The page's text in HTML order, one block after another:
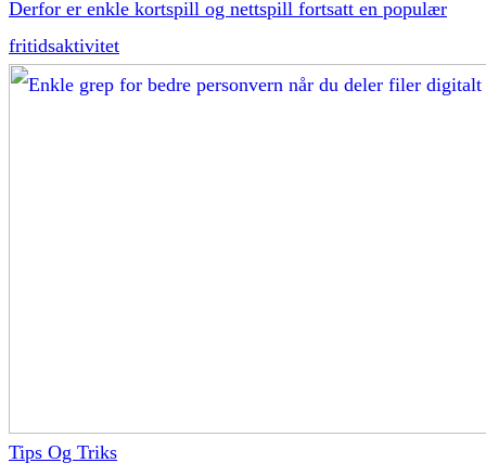
Derfor er enkle kortspill og nettspill fortsatt en populær
fritidsaktivitet
Tips Og Triks